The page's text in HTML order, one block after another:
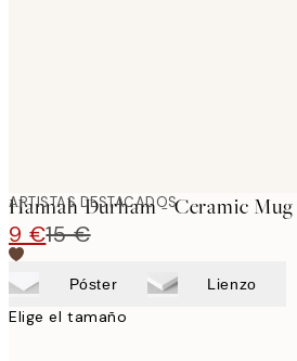
ARTISTAS DESTACADOS
Hannah Durham - Ceramic
9 €15 €
Póster Lienzo
Elige el tamaño